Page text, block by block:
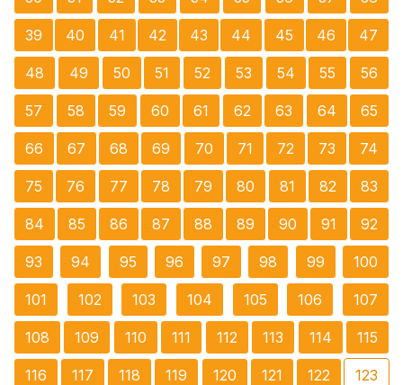
39 40 41 42 43 44 45 46 47
48 49 50 51 52 53 54 55 56
57 58 59 60 61 62 63 64 65
66 67 68 69 70 71 72 73 74
75 76 77 78 79 80 81 82 83
84 85 86 87 88 89 90 91 92
93 94 95 96 97 98 99 100
101 102 103 104 105 106 107
108 109 110 111 112 113 114 115
116 117 118 119 120 121 122 123